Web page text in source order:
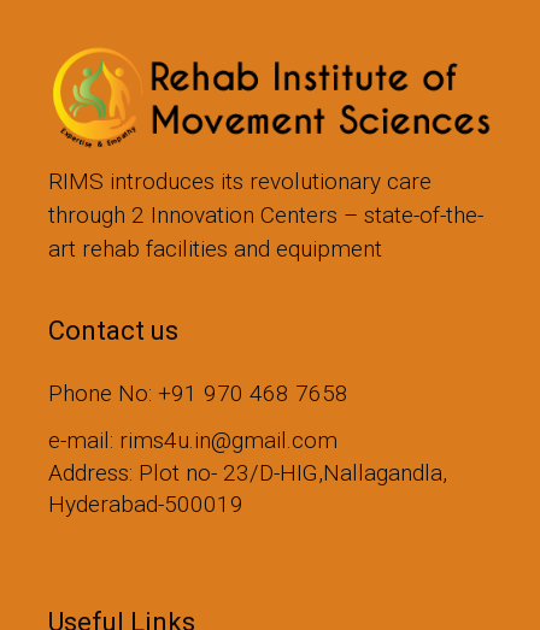
RIMS introduces its revolutionary care
through 2 Innovation Centers – state-of-the-
art rehab facilities and equipment
Contact us
Phone No: +91 970 468 7658
e-mail: rims4u.in@gmail.com
Address: Plot no- 23/D-HIG,Nallagandla,
Hyderabad-500019
Useful Links